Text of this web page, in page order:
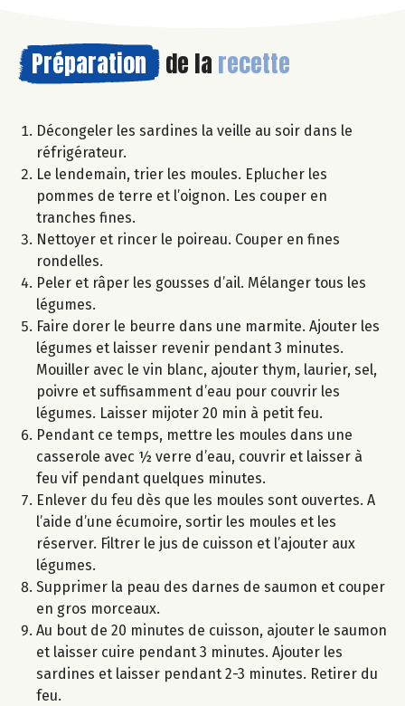
Préparation de la recette
Décongeler les sardines la veille au soir dans le
réfrigérateur.
Le lendemain, trier les moules. Eplucher les
pommes de terre et l’oignon. Les couper en
tranches fines.
Nettoyer et rincer le poireau. Couper en fines
rondelles.
Peler et râper les gousses d’ail. Mélanger tous les
légumes.
Faire dorer le beurre dans une marmite. Ajouter les
légumes et laisser revenir pendant 3 minutes.
Mouiller avec le vin blanc, ajouter thym, laurier, sel,
poivre et suffisamment d’eau pour couvrir les
légumes. Laisser mijoter 20 min à petit feu.
Pendant ce temps, mettre les moules dans une
casserole avec ½ verre d’eau, couvrir et laisser à
feu vif pendant quelques minutes.
Enlever du feu dès que les moules sont ouvertes. A
l’aide d’une écumoire, sortir les moules et les
réserver. Filtrer le jus de cuisson et l’ajouter aux
légumes.
Supprimer la peau des darnes de saumon et couper
en gros morceaux.
Au bout de 20 minutes de cuisson, ajouter le saumon
et laisser cuire pendant 3 minutes. Ajouter les
sardines et laisser pendant 2-3 minutes. Retirer du
feu.